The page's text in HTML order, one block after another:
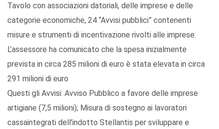
Tavolo con associazioni datoriali, delle imprese e delle
categorie economiche, 24 “Avvisi pubblici” contenenti
misure e strumenti di incentivazione rivolti alle imprese.
L’assessore ha comunicato che la spesa inizialmente
prevista in circa 285 milioni di euro è stata elevata in circa
291 milioni di euro
Questi gli Avvisi: Avviso Pubblico a favore delle imprese
artigiane (7,5 milioni); Misura di sostegno ai lavoratori
cassaintegrati dell’indotto Stellantis per sviluppare e